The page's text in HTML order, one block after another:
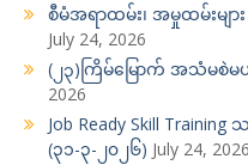
စီမံအရာထမ်း၊ အမှုထမ်းမျ
July 24, 2026
(၂၃)ကြိမ်မြောက် အသံမစဲမ
2026
Job Ready Skill
(၃၁-၃-၂၀၂၆) July 24, 2026